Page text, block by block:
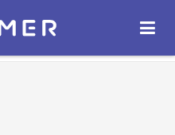
ОТКРЫТЬ